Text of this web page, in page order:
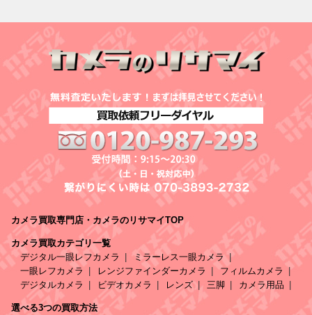
カメラ買取専門店・カメラのリサマイTOP
カメラ買取カテゴリ一覧
デジタル一眼レフカメラ
ミラーレス一眼カメラ
一眼レフカメラ
レンジファインダーカメラ
フィルムカメラ
デジタルカメラ
ビデオカメラ レンズ 三脚 カメラ用品
選べる3つの買取方法